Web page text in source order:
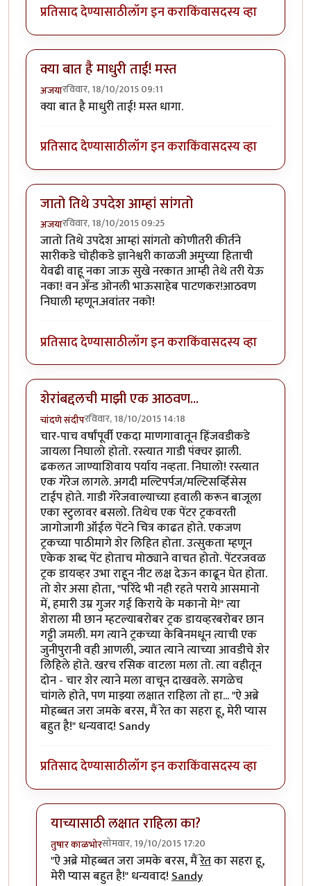
प्रतिसाद देण्यासाठीलॉग इन कराकिंवासदस्य व्हा
क्या बात है माधुरी ताई! मस्त
अजयारविवार, 18/10/2015 09:11
क्या बात है माधुरी ताई! मस्त धागा.
प्रतिसाद देण्यासाठीलॉग इन कराकिंवासदस्य व्हा
जातो तिथे उपदेश आम्हां सांगतो
अजयारविवार, 18/10/2015 09:25
जातो तिथे उपदेश आम्हां सांगतो कोणीतरी कीर्तने
सारीकडे चोहीकडे ज्ञानेश्वरी काळजी अमुच्या हिताची
येवढी वाहू नका जाऊ सुखे नरकात आम्ही तेथे तरी येऊ
नका! वन अँन्ड ओनली भाऊसाहेब पाटणकर!आठवण
निघाली म्हणून.अवांतर नको!
प्रतिसाद देण्यासाठीलॉग इन कराकिंवासदस्य व्हा
शेरांबद्दलची माझी एक आठवण...
चांदणे संदीपरविवार, 18/10/2015 14:18
चार-पाच वर्षांपूर्वी एकदा माणगावातून हिंजवडीकडे
जायला निघालो होतो. रस्त्यात गाडी पंक्चर झाली.
ढकलत जाण्याशिवाय पर्याय नव्हता. निघालो! रस्त्यात
एक गॅरेज लागले. अगदी मल्टिपर्पज/मल्टिसर्व्हिसेस
टाईप होते. गाडी गॅरेजवाल्याच्या हवाली करून बाजूला
एका स्टुलावर बसलो. तिथेच एक पेंटर ट्रकवरती
जागोजागी ऑईल पेंटने चित्र काढत होते. एकजण
ट्रकच्या पाठीमागे शेर लिहित होता. उत्सुकता म्हणून
एकेक शब्द पेंट होताच मोठ्याने वाचत होतो. पेंटरजवळ
ट्रक डायव्हर उभा राहून नीट लक्ष देऊन काढून घेत होता.
तो शेर असा होता, "परिंदे भी नही रहते पराये आसमानो
में, हमारी उम्र गुजर गई किराये के मकानो मे!" त्या
शेराला मी छान म्हटल्याबरोबर ट्रक डायव्हरबरोबर छान
गट्टी जमली. मग त्याने ट्रकच्या केबिनमधून त्याची एक
जुनीपुरानी वही आणली, ज्यात त्याने त्याच्या आवडीचे शेर
लिहिले होते. खरच रसिक वाटला मला तो. त्या वहीतून
दोन - चार शेर त्याने मला वाचून दाखवले. सगळेच
चांगले होते, पण माझ्या लक्षात राहिला तो हा... "ऐ अब्रे
मोहब्बत जरा जमके बरस, मैं रेत का सहरा हू, मेरी प्यास
बहुत है!" धन्यवाद! Sandy
प्रतिसाद देण्यासाठीलॉग इन कराकिंवासदस्य व्हा
याच्यासाठी लक्षात राहिला का?
तुषार काळभोरसोमवार, 19/10/2015 17:20
In reply toशेरांबद्दलची माझी एक आठवण...byचांदणे संदीप
"ऐ अब्रे मोहब्बत जरा जमके बरस, मैंरेतका सहरा हू,
मेरी प्यास बहुत है!" धन्यवाद!Sandy